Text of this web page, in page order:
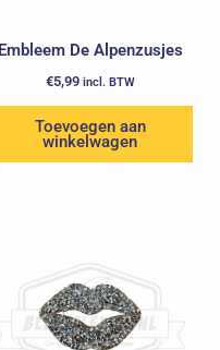
Embleem De Alpenzusjes
€5,99 incl. BTW
Toevoegen aan
winkelwagen